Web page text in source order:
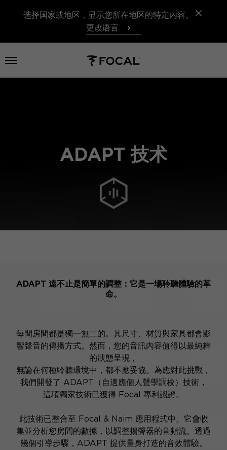
选择国家或地区，显示您所在地区的特定内容。
更改语言
打开菜单
ADAPT 技术
ADAPT 遠不止是簡單的調整：它是一場聆聽體驗的革
命。
每間房間都是獨一無二的。其尺寸、材質與家具都會影
響聲音的傳播方式。然而，您的音訊內容值得以最純粹
的狀態呈現，
無論在何種聆聽環境中，都不應妥協。為應對此挑戰，
我們開發了 ADAPT（自適應個人聲學調校）技術，
這項獨家技術已獲得 Focal 專利認證。
此技術已整合至 Focal & Naim 應用程式中。它會收
集並分析您房間的數據，以調整揚聲器的音頻流。透過
幾個引導步驟，ADAPT 提供量身打造的音效體驗。